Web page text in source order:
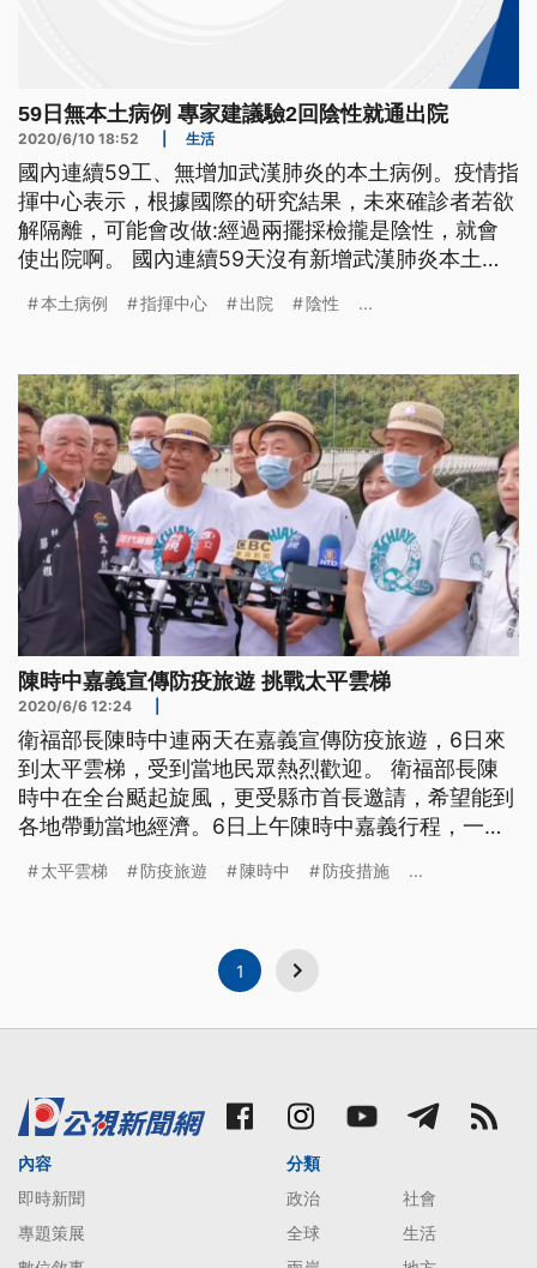
59日無本土病例 專家建議驗2回陰性就通出院
2020/6/10 18:52 生活
國內連續59工、無增加武漢肺炎的本土病例。疫情指
揮中心表示，根據國際的研究結果，未來確診者若欲
解隔離，可能會改做:經過兩擺採檢攏是陰性，就會
使出院啊。 國內連續59天沒有新增武漢肺炎本土病
量國際二採陰為解隔離標準，加上國內外研究發現，
日前開會決議，病人發病治療10天後，且症狀緩解，
連續兩次採檢陰性，就可
本土病例 指揮中心 出院 陰性 ...
陳時中嘉義宣傳防疫旅遊 挑戰太平雲梯
2020/6/6 12:24
衛福部長陳時中連兩天在嘉義宣傳防疫旅遊，6日來
到太平雲梯，受到當地民眾熱烈歡迎。 衛福部長陳
時中在全台颳起旋風，更受縣市首長邀請，希望能到
各地帶動當地經濟。6日上午陳時中嘉義行程，一早
風景真的很美，建議大家多來戶外走走。 「這裡本
另外，在新竹就有間專門展示泰迪
太平雲梯 防疫旅遊 陳時中 防疫措施 ...
1
內容
即時新聞
專題策展
分類
政治
社會
全球
生活